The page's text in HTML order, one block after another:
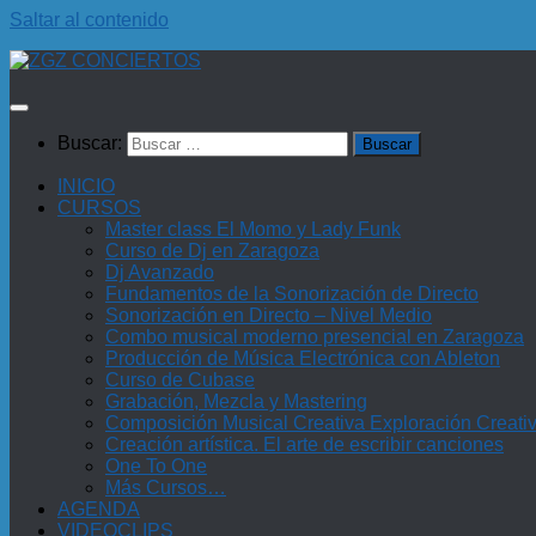
Saltar al contenido
Buscar:
INICIO
CURSOS
Master class El Momo y Lady Funk
Curso de Dj en Zaragoza
Dj Avanzado
Fundamentos de la Sonorización de Directo
Sonorización en Directo – Nivel Medio
Combo musical moderno presencial en Zaragoza
Producción de Música Electrónica con Ableton
Curso de Cubase
Grabación, Mezcla y Mastering
Composición Musical Creativa Exploración
Creación artística. El arte de escribir canciones
One To One
Más Cursos…
AGENDA
VIDEOCLIPS